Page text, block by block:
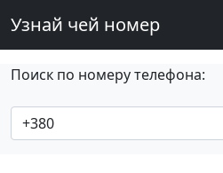
Узнай чей номер
Поиск по номеру телефона: